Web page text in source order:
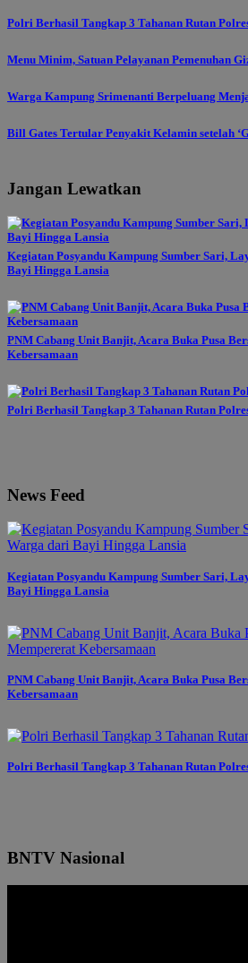
Polri Berhasil Tangkap 3 Tahanan Rutan
Menu Minim, Satuan Pelayanan Pemenuhan
Warga Kampung Srimenanti Berpeluang
Bill Gates Tertular Penyakit Kelamin setelah
Jangan Lewatkan
Kegiatan Posyandu Kampung Sumber Sari,
Bayi Hingga Lansia
PNM Cabang Unit Banjit, Acara Buka Pusa
Kebersamaan
Polri Berhasil Tangkap 3 Tahanan Rutan
News Feed
Kegiatan Posyandu Kampung Sumber Sari,
Bayi Hingga Lansia
PNM Cabang Unit Banjit, Acara Buka Pusa
Kebersamaan
Polri Berhasil Tangkap 3 Tahanan Rutan
BNTV Nasional